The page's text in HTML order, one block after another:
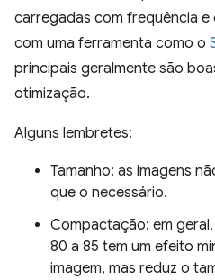
carregadas com frequência e
com uma ferramenta como o
principais geralmente são
otimização.
Alguns lembretes:
Tamanho: as imagens
que o necessário.
Compactação: em
80 a 85 tem um efeito
imagem, mas reduz o